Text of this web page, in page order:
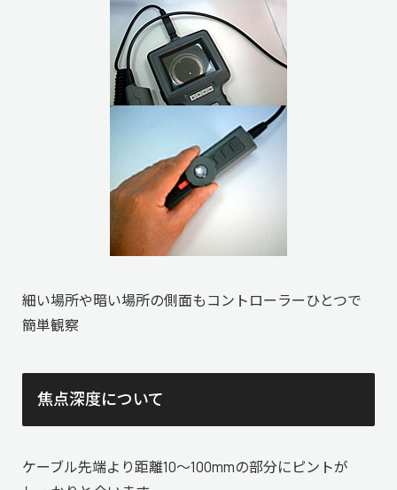
細い場所や暗い場所の側面もコントローラーひとつで
簡単観察
焦点深度について
ケーブル先端より距離10～100mmの部分にピントが